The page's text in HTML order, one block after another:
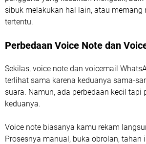
sibuk melakukan hal lain, atau memang
tertentu.
Perbedaan Voice Note dan
Sekilas, voice note dan voicemail
terlihat sama karena keduanya sama-
suara. Namun, ada perbedaan kecil tapi
keduanya.
Voice note biasanya kamu rekam
Prosesnya manual, buka obrolan, tahan